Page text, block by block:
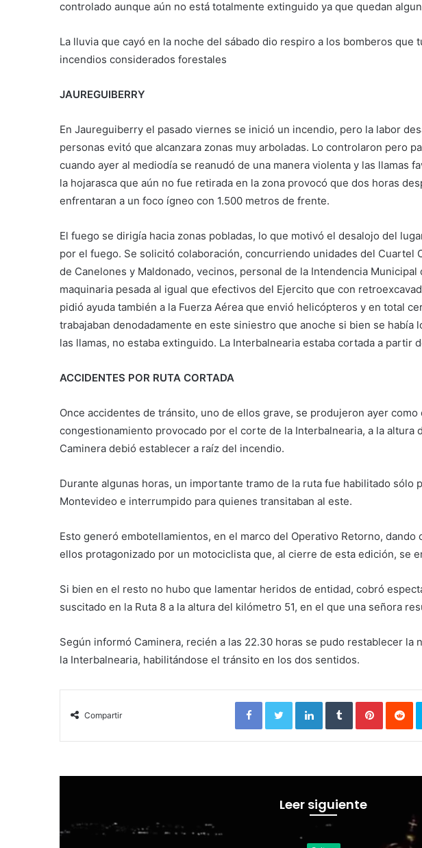
controlado aunque aún no está totalmente extinguido ya que quedan
La lluvia que cayó en la noche del sábado dio respiro a los bomberos
incendios considerados forestales
JAUREGUIBERRY
En Jaureguiberry el pasado viernes se inició un incendio, pero la labor
personas evitó que alcanzara zonas muy arboladas. Lo controlaron pero
cuando ayer al mediodía se reanudó de una manera violenta y las llamas
la hojarasca que aún no fue retirada en la zona provocó que dos horas
enfrentaran a un foco ígneo con 1.500 metros de frente.
El fuego se dirigía hacia zonas pobladas, lo que motivó el desalojo del
por el fuego. Se solicitó colaboración, concurriendo unidades del Cuartel
de Canelones y Maldonado, vecinos, personal de la Intendencia
maquinaria pesada al igual que efectivos del Ejercito que con
pidió ayuda también a la Fuerza Aérea que envió helicópteros y en total
trabajaban denodadamente en este siniestro que anoche si bien se había
las llamas, no estaba extinguido. La Interbalnearia estaba cortada a partir
ACCIDENTES POR RUTA CORTADA
Once accidentes de tránsito, uno de ellos grave, se produjeron ayer como
congestionamiento provocado por el corte de la Interbalnearia, a la altura
Caminera debió establecer a raíz del incendio.
Durante algunas horas, un importante tramo de la ruta fue habilitado sólo
Montevideo e interrumpido para quienes transitaban al este.
Esto generó embotellamientos, en el marco del Operativo Retorno, dando
ellos protagonizado por un motociclista que, al cierre de esta edición, se
Si bien en el resto no hubo que lamentar heridos de entidad, cobró
suscitado en la Ruta 8 a la altura del kilómetro 51, en el que una señora
Según informó Caminera, recién a las 22.30 horas se pudo restablecer la
la Interbalnearia, habilitándose el tránsito en los dos sentidos.
Compartir
FacebookTwitterLinkedInTumblrPinterest
Leer siguiente